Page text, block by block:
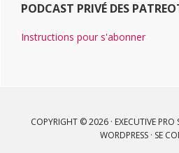
PODCAST PRIVÉ DES
Instructions pour s'abonner
COPYRIGHT © 2026 · EXECUTIVE PRO
WORDPRESS· SE